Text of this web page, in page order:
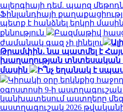
ալերգիայի դեմ. պարզ
Ֆինլանդիայի
պետք է հանձնել երկրի
քննություն
Բազմաթիվ
ժամանակ գազ չի լինելու
Թրամփին․ նա պատմել է
խաղաղության տնտեսական
մասին
Ի՞նչ եղանակ է
Կիրակի օրը երկնքից
օգոստոսի 9-ի աստղագուշակ
կանխատեսում աստղերը
աստղագուշակ 2026 թվականի